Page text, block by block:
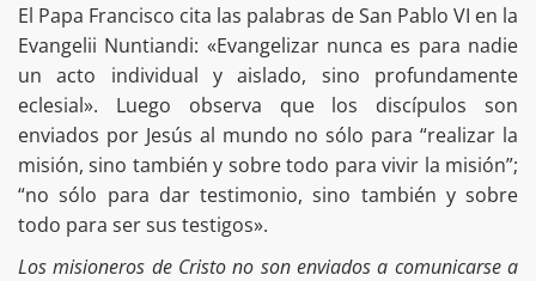
El Papa Francisco cita las palabras de San Pablo VI en la
Evangelii Nuntiandi: «Evangelizar nunca es para nadie
un acto individual y aislado, sino profundamente
eclesial». Luego observa que los discípulos son
enviados por Jesús al mundo no sólo para “realizar la
misión, sino también y sobre todo para vivir la misión”;
“no sólo para dar testimonio, sino también y sobre
todo para ser sus testigos».
Los misioneros de Cristo no son enviados a comunicarse a